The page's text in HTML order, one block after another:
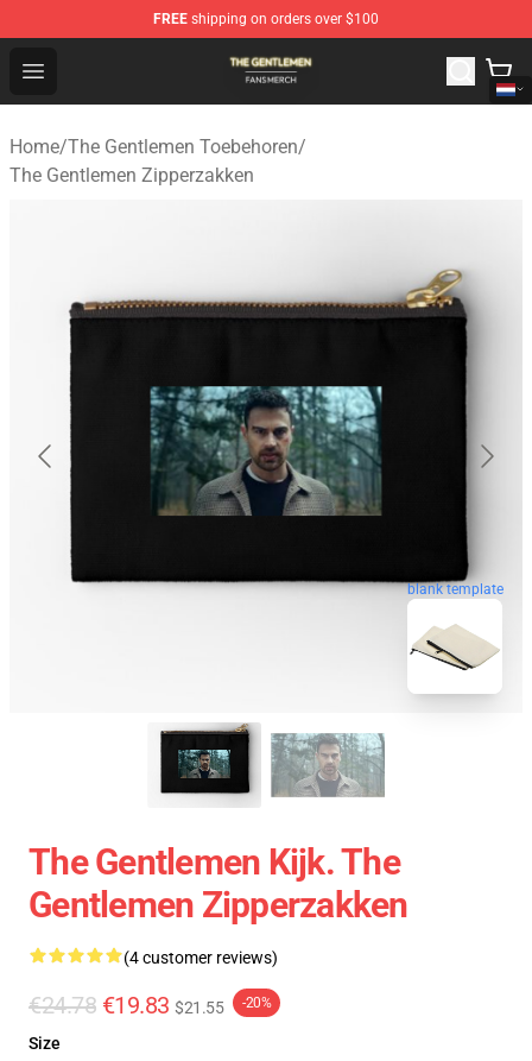
FREE shipping on orders over $100
Open menu
The Gentlemen Shop - Official The Gentlemen
Home/The Gentlemen Toebehoren/
The Gentlemen Zipperzakken
blank template
The Gentlemen Kijk. The
Gentlemen Zipperzakken
(4 customer reviews)
€24.78 €19.83 $21.55 -20%
Size